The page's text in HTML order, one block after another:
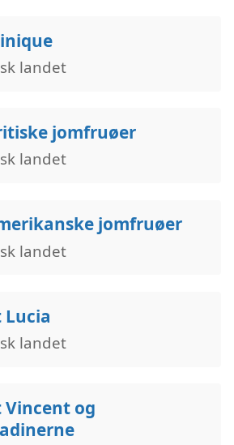
landet
jomfruøer
landet
jomfruøer
landet
Lucia
landet
Vincent og